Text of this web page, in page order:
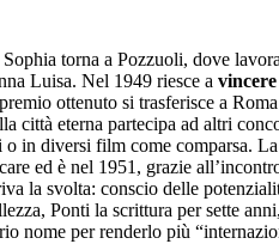
torna a Pozzuoli, dove
Luisa. Nel 1949 riesce a
ottenuto si trasferisce a
città eterna partecipa ad altri
in diversi film come comparsa.
ed è nel 1951, grazie
la svolta: conscio delle
Ponti la scrittura per sette
nome per renderlo più